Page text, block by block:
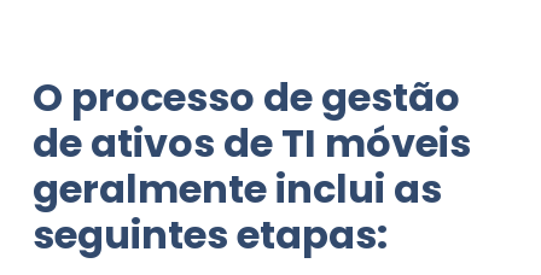
O processo de gestão
de ativos de TI móveis
geralmente inclui as
seguintes etapas: